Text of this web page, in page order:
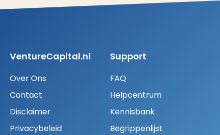
VentureCapital.nl
Over Ons
Contact
Disclaimer
Privacybeleid
Support
FAQ
Helpcentrum
Kennisbank
Begrippenlijst